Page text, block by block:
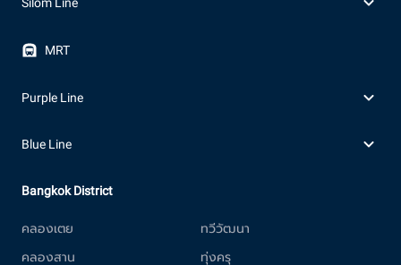
MRT
Purple Line
Blue Line
Bangkok District
คลองเตย
คลองสาน
ทวีวัฒนา
ทุ่งครุ